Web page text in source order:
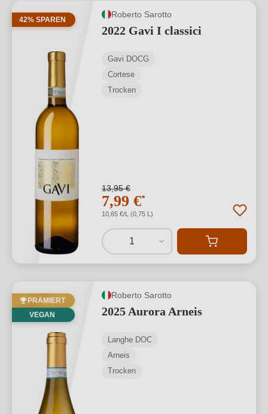
42% SPAREN
Roberto Sarotto
2022 Gavi I classici
Gavi DOCG
Cortese
Trocken
13,95 €
7,99 €*
10,65 €/L (0,75 L)
1
PRÄMIERT
VEGAN
Roberto Sarotto
2025 Aurora Arneis
Langhe DOC
Arneis
Trocken